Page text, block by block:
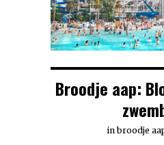
Broodje aap:
in broodje